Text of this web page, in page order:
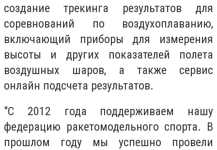
создание трекинга результатов для
соревнований по воздухоплаванию,
включающий приборы для измерения
высоты и других показателей полета
воздушных шаров, а также сервис
онлайн подсчета результатов.
"С 2012 года поддерживаем нашу
федерацию ракетомодельного спорта. В
прошлом году мы успешно провели